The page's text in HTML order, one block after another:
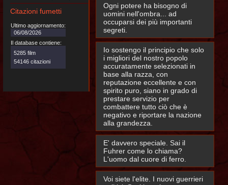
Citazioni fumetti
Ultimo aggiornamento:
06/08/2026
Il database contiene:
5285 film
54146 citazioni
Ogni potere ha bisogno di
uomini nell'ombra... ad
occuparsi dei più importanti
segreti.
Io sostengo il principio che solo
i migliori del nostro popolo
accuratamente selezionati in
base alla razza, con
reputazione eccellente e con
spirito puro, siano in grado di
prestare servizio per
combattere tutto ciò che è
negativo e riportare la nazione
alla grandezza.
E' davvero speciale. Sai il
Fuhrer come lo chiama?
L'uomo dal cuore di ferro.
Voi siete l'elite. I nuovi guerrieri